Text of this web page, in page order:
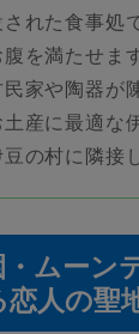
れた食事処
を満たせま
家や陶器が
産に最適な
の村に隣接
・ムーン
人の聖